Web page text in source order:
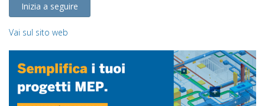
Inizia a seguire
Vai sul sito web